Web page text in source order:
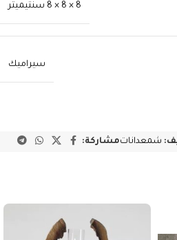
8 × 8 × 8 سنتيميتر
سيراميك
شمعداناتمشاركة: